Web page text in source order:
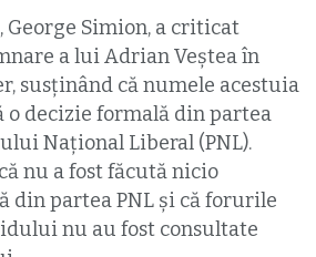
George Simion, a criticat
a lui Adrian Veștea în
susținând că numele acestuia
o decizie formală din partea
Național Liberal (PNL).
nu a fost făcută nicio
din partea PNL și că forurile
nu au fost consultate